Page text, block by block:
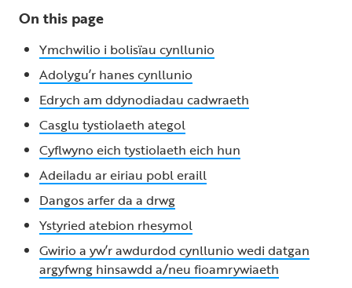
On this page
Ymchwilio i bolisïau cynllunio
Adolygu’r hanes cynllunio
Edrych am ddynodiadau cadwraeth
Casglu tystiolaeth ategol
Cyflwyno eich tystiolaeth eich hun
Adeiladu ar eiriau pobl eraill
Dangos arfer da a drwg
Ystyried atebion rhesymol
Gwirio a yw’r awdurdod cynllunio wedi datgan
argyfwng hinsawdd a/neu fioamrywiaeth